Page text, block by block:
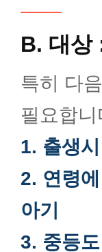
자궁내
난치성
가임력
이른둥
B. 대상
특히 다
필요합니
1. 출생
2. 연령
아기
3. 중등